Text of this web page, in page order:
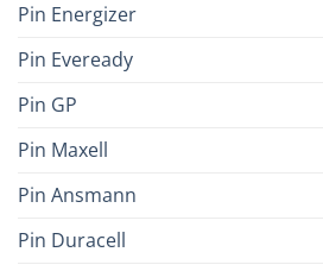
Pin Energizer
Pin Eveready
Pin GP
Pin Maxell
Pin Ansmann
Pin Duracell